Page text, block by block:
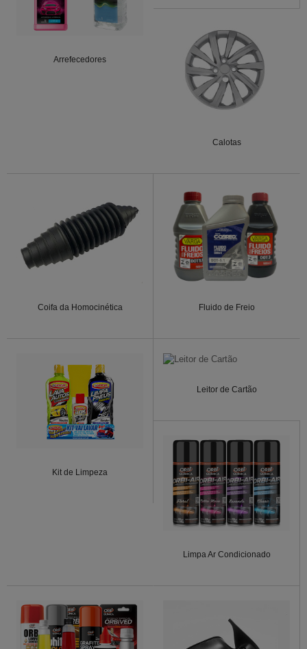
Arrefecedores
Calotas
Coifa da Homocinética Fluido de Freio
Kit de Limpeza
Leitor de Cartão
Limpa Ar Condicionado